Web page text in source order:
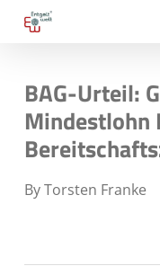
Skip
contentBAG-Urteil:
Mindestlohn
ByTorsten Franke